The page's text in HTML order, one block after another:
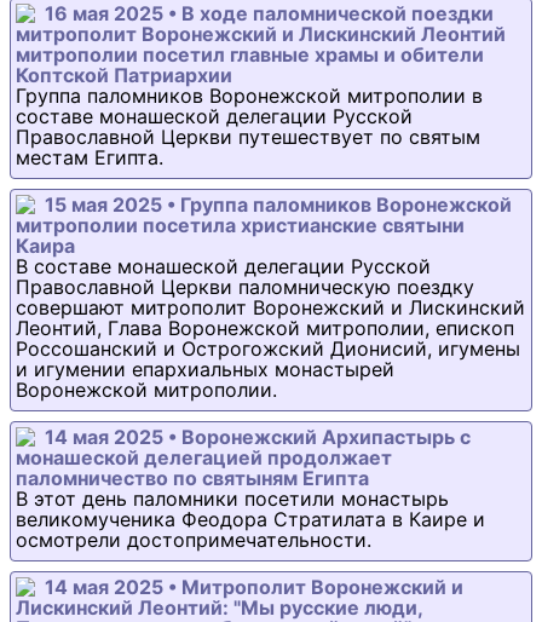
16 мая 2025 • В ходе паломнической поездки
митрополит Воронежский и Лискинский Леонтий
митрополии посетил главные храмы и обители
Коптской Патриархии
Группа паломников Воронежской митрополии в
составе монашеской делегации Русской
Православной Церкви путешествует по святым
местам Египта.
15 мая 2025 • Группа паломников Воронежской
митрополии посетила христианские святыни
Каира
В составе монашеской делегации Русской
Православной Церкви паломническую поездку
совершают митрополит Воронежский и Лискинский
Леонтий, Глава Воронежской митрополии, епископ
Россошанский и Острогожский Дионисий, игумены
и игумении епархиальных монастырей
Воронежской митрополии.
14 мая 2025 • Воронежский Архипастырь с
монашеской делегацией продолжает
паломничество по святыням Египта
В этот день паломники посетили монастырь
великомученика Феодора Стратилата в Каире и
осмотрели достопримечательности.
14 мая 2025 • Митрополит Воронежский и
Лискинский Леонтий: "Мы русские люди,